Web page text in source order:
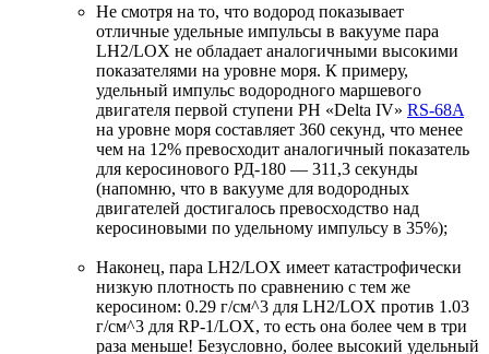
Не смотря на то, что водород показывает
отличные удельные импульсы в вакууме пара
LH2/LOX не обладает аналогичными высокими
показателями на уровне моря. К примеру,
удельный импульс водородного маршевого
двигателя первой ступени РН «Delta IV» RS-68A
на уровне моря составляет 360 секунд, что менее
чем на 12% превосходит аналогичный показатель
для керосинового РД-180 — 311,3 секунды
(напомню, что в вакууме для водородных
двигателей достигалось превосходство над
керосиновыми по удельному импульсу в 35%);
Наконец, пара LH2/LOX имеет катастрофически
низкую плотность по сравнению с тем же
керосином: 0.29 г/см^3 для LH2/LOX против 1.03
г/см^3 для RP-1/LOX, то есть она более чем в три
раза меньше! Безусловно, более высокий удельный